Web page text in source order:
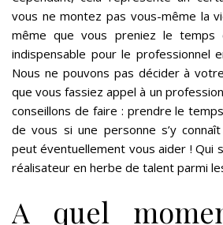
vous ne montez pas vous-même la
même que vous preniez le temps
indispensable pour le professionnel
Nous ne pouvons pas décider à
que vous fassiez appel à un
conseillons de faire : prendre le
de vous si une personne s’y
peut éventuellement vous aider ! Qui
réalisateur en herbe de talent parmi
A quel